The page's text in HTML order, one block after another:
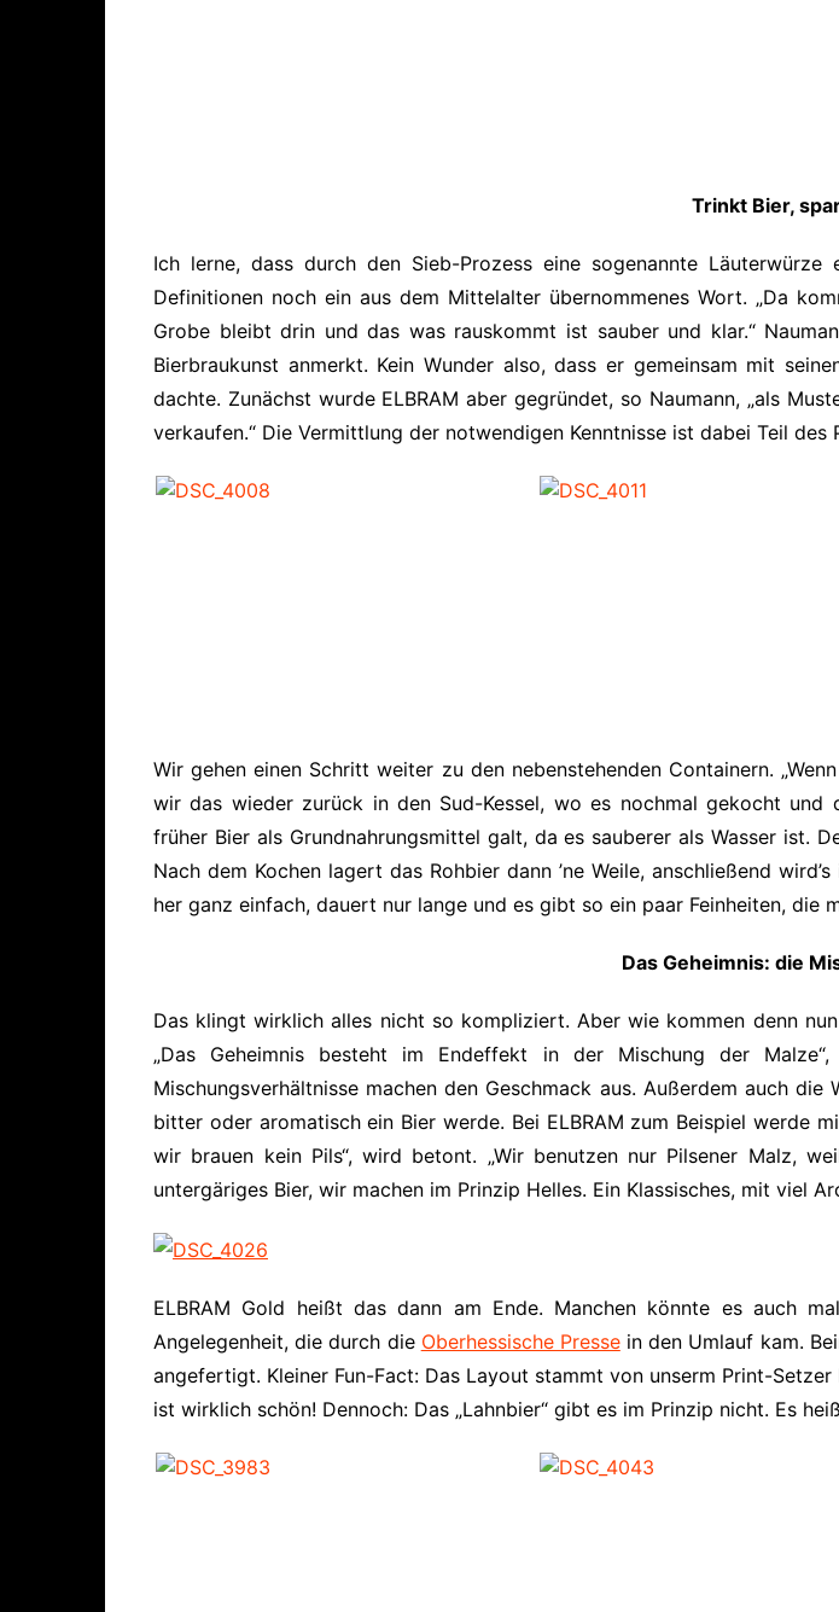
Trinkt Bier,
Ich lerne, dass durch den Sieb-Prozess eine sogenannte
Definitionen noch ein aus dem Mittelalter übernommenes Wort. „Da
Grobe bleibt drin und das was rauskommt ist sauber und klar.“
Bierbraukunst anmerkt. Kein Wunder also, dass er gemeinsam mit
dachte. Zunächst wurde ELBRAM aber gegründet, so Naumann, „als
verkaufen.“ Die Vermittlung der notwendigen Kenntnisse ist dabei Teil des
Wir gehen einen Schritt weiter zu den nebenstehenden Containern.
wir das wieder zurück in den Sud-Kessel, wo es nochmal gekocht und
früher Bier als Grundnahrungsmittel galt, da es sauberer als Wasser ist.
Nach dem Kochen lagert das Rohbier dann ’ne Weile, anschließend
her ganz einfach, dauert nur lange und es gibt so ein paar Feinheiten, die
Das Geheimnis: die
Das klingt wirklich alles nicht so kompliziert. Aber wie kommen denn
„Das Geheimnis besteht im Endeffekt in der Mischung der
Mischungsverhältnisse machen den Geschmack aus. Außerdem auch
bitter oder aromatisch ein Bier werde. Bei ELBRAM zum Beispiel werde
wir brauen kein Pils“, wird betont. „Wir benutzen nur Pilsener Malz,
untergäriges Bier, wir machen im Prinzip Helles. Ein Klassisches, mit viel
ELBRAM Gold heißt das dann am Ende. Manchen könnte es auch
Angelegenheit, die durch die Oberhessische Pressein den Umlauf kam.
angefertigt. Kleiner Fun-Fact: Das Layout stammt von unserm Print-
ist wirklich schön! Dennoch: Das „Lahnbier“ gibt es im Prinzip nicht. Es